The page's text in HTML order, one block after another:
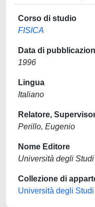
Corso di studio
FISICA
Data di
1996
Lingua
Italiano
Relatore,
Perillo, Eugenio
Nome Editore
Università degli
Collezione di
Università degli Studi